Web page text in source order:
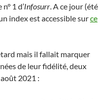
1 d’Infosurr. A ce jour (été
index est accessible surce
mais il fallait marquer
de leur fidélité, deux
2021 :